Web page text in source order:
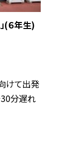
(６年生)
けて出発
30分遅れ